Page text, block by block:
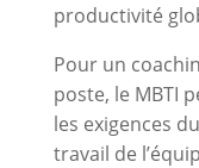
productivité
Pour un
poste, le MBTI
les exigences
travail de